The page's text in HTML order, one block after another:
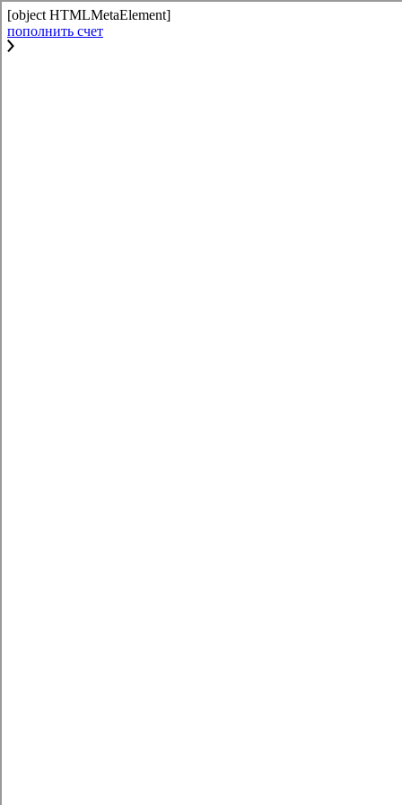
[object HTMLMetaElement]
пополнить счет